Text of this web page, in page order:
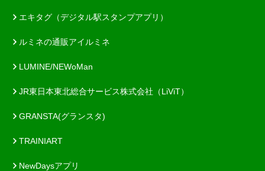
エキタグ（デジタル駅スタンプアプリ）
ルミネの通販アイルミネ
LUMINE/NEWoMan
JR東日本東北総合サービス株式会社（LiViT）
GRANSTA(グランスタ)
TRAINIART
NewDaysアプリ